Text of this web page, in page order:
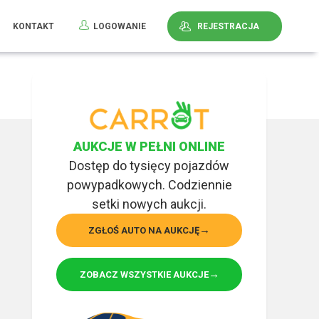
KONTAKT LOGOWANIE REJESTRACJA
AUKCJE W PEŁNI ONLINE
Dostęp do tysięcy pojazdów
powypadkowych. Codziennie
setki nowych aukcji.
ZGŁOŚ AUTO NA AUKCJĘ
ZOBACZ WSZYSTKIE AUKCJE